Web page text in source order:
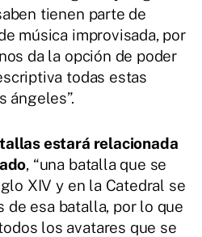
tienen parte de
música improvisada, por
da la opción de poder
todas estas
ángeles”.
estará relacionada
, “una batalla que se
XIV y en la Catedral se
de esa batalla, por lo que
los avatares que se